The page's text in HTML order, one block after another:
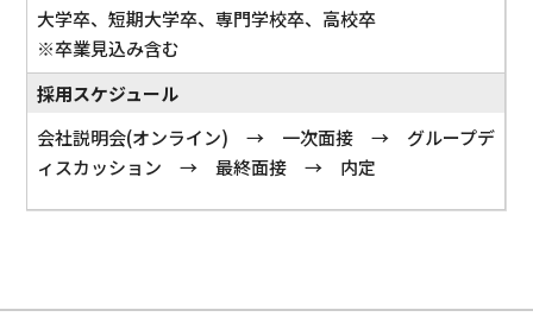
大学卒、短期大学卒、専門学校卒、高校卒
※卒業見込み含む
採用スケジュール
会社説明会(オンライン) → 一次面接 → グループデ
ィスカッション → 最終面接 → 内定